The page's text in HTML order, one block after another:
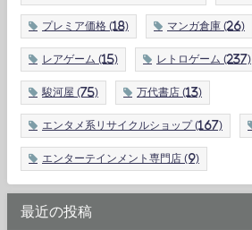
プレミア価格 (18) マンガ倉庫 (26)
レアゲーム (15) レトロゲーム (237)
駿河屋 (75) 万代書店 (13)
エンタメ系リサイクルショップ (167)
エンターテインメント専門店 (9)
最近の投稿